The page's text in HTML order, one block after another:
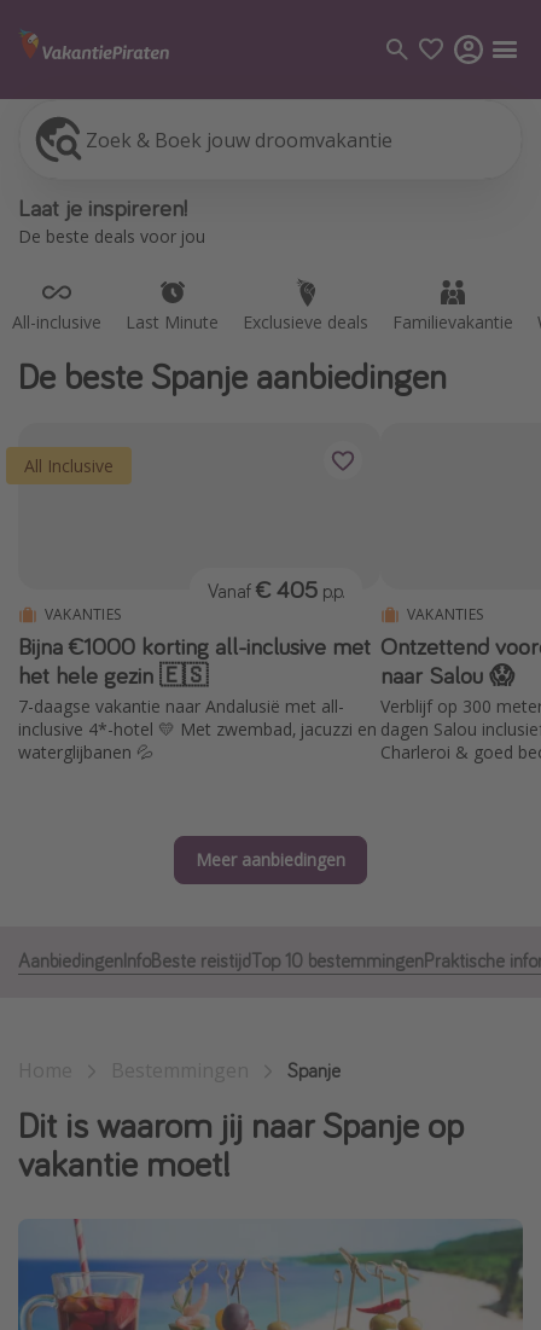
Zoek & Boek jouw droomvakantie
Laat je inspireren!
De beste deals voor jou
All-inclusive Last Minute Exclusieve deals Familievakantie
All-inclusive
Vluchten
Vakanties
Alle bestemmingen
Sardinie
Malta
Madeira
Egypte
Bali
Autoverhuur
Single reizen
Zonvakanties
Meer onderwerpen
Reisblog
De beste Spanje aanbiedingen
All Inclusive
VAKANTIES
Bijna €1000 korting all-inclusive met
het hele gezin 🇪🇸
7-daagse vakantie naar Andalusië met all-
inclusive 4*-hotel 💛 Met zwembad, jacuzzi en
waterglijbanen 💦
Vanaf € 405 p.p.
VAKANTIES
Ontzettend
naar Salou 😱
Verblijf op 300
dagen Salou
Charleroi & goed
Meer aanbiedingen
AanbiedingenInfoBeste reistijdTop 10 bestemmingenPraktische
Spanje
Dit is waarom jij naar Spanje op
vakantie moet!